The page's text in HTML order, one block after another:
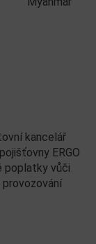
kancelář
ERGO
poplatky vůči
provozování